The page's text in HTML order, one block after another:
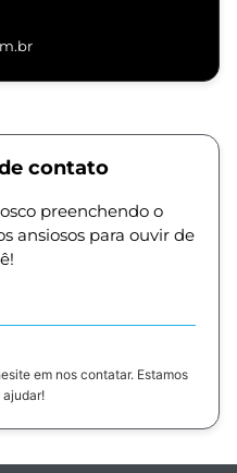
contato
preenchendo o
ansiosos para ouvir de
em nos contatar. Estamos